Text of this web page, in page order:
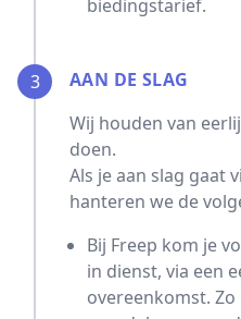
biedingstarief.
3
AAN DE SLAG
Wij houden van
doen.
Als je aan slag gaat
hanteren we de
Bij Freep kom je
in dienst, via een
overeenkomst.